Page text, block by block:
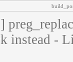
instead -